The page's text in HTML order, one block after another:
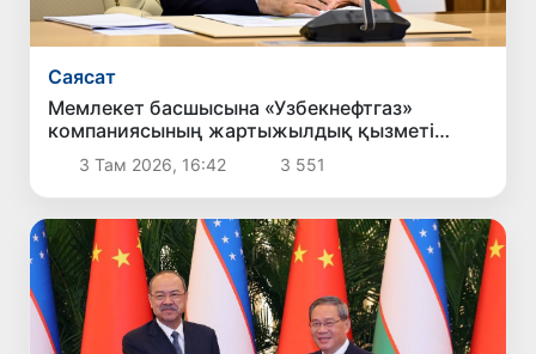
Саясат
Мемлекет басшысына «Узбекнефтгаз»
компаниясының жартыжылдық қызметі
туралы есеп берілді
3 Там 2026, 16:42 3 551